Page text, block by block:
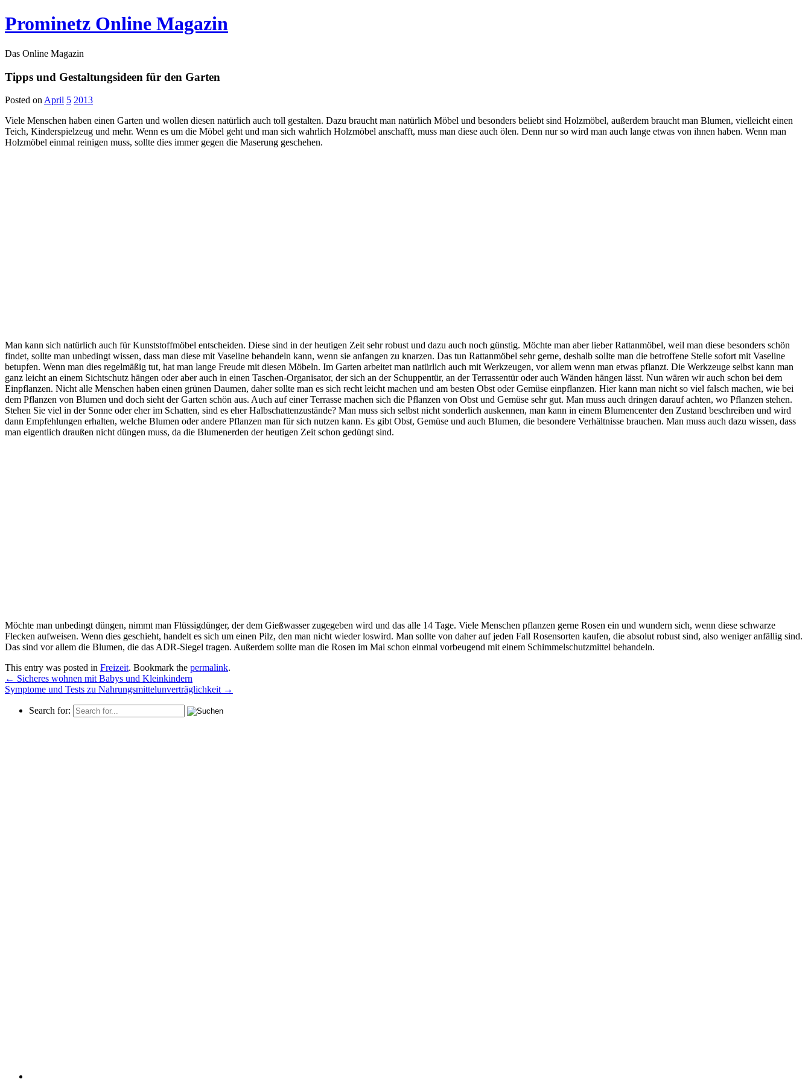
Prominetz Online Magazin
Das Online Magazin
Tipps und Gestaltungsideen für den Garten
Posted on April 5 2013
Viele Menschen haben einen Garten und wollen diesen natürlich auch toll gestalten. Dazu braucht man natürlich Möbel und besonders beliebt sind Holzmöbel, außerdem braucht man Blumen, vielleicht einen
Teich, Kinderspielzeug und mehr. Wenn es um die Möbel geht und man sich wahrlich Holzmöbel anschafft, muss man diese auch ölen. Denn nur so wird man auch lange etwas von ihnen haben. Wenn man
Holzmöbel einmal reinigen muss, sollte dies immer gegen die Maserung geschehen.
Man kann sich natürlich auch für Kunststoffmöbel entscheiden. Diese sind in der heutigen Zeit sehr robust und dazu auch noch günstig. Möchte man aber lieber Rattanmöbel, weil man diese besonders schön
findet, sollte man unbedingt wissen, dass man diese mit Vaseline behandeln kann, wenn sie anfangen zu knarzen. Das tun Rattanmöbel sehr gerne, deshalb sollte man die betroffene Stelle sofort mit Vaseline
betupfen. Wenn man dies regelmäßig tut, hat man lange Freude mit diesen Möbeln. Im Garten arbeitet man natürlich auch mit Werkzeugen, vor allem wenn man etwas pflanzt. Die Werkzeuge selbst kann man
ganz leicht an einem Sichtschutz hängen oder aber auch in einen Taschen-Organisator, der sich an der Schuppentür, an der Terrassentür oder auch Wänden hängen lässt. Nun wären wir auch schon bei dem
Einpflanzen. Nicht alle Menschen haben einen grünen Daumen, daher sollte man es sich recht leicht machen und am besten Obst oder Gemüse einpflanzen. Hier kann man nicht so viel falsch machen, wie bei
dem Pflanzen von Blumen und doch sieht der Garten schön aus. Auch auf einer Terrasse machen sich die Pflanzen von Obst und Gemüse sehr gut. Man muss auch dringen darauf achten, wo Pflanzen stehen.
Stehen Sie viel in der Sonne oder eher im Schatten, sind es eher Halbschattenzustände? Man muss sich selbst nicht sonderlich auskennen, man kann in einem Blumencenter den Zustand beschreiben und wird
dann Empfehlungen erhalten, welche Blumen oder andere Pflanzen man für sich nutzen kann. Es gibt Obst, Gemüse und auch Blumen, die besondere Verhältnisse brauchen. Man muss auch dazu wissen, dass
man eigentlich draußen nicht düngen muss, da die Blumenerden der heutigen Zeit schon gedüngt sind.
Möchte man unbedingt düngen, nimmt man Flüssigdünger, der dem Gießwasser zugegeben wird und das alle 14 Tage. Viele Menschen pflanzen gerne Rosen ein und wundern sich, wenn diese schwarze
Flecken aufweisen. Wenn dies geschieht, handelt es sich um einen Pilz, den man nicht wieder loswird. Man sollte von daher auf jeden Fall Rosensorten kaufen, die absolut robust sind, also weniger anfällig sind.
Das sind vor allem die Blumen, die das ADR-Siegel tragen. Außerdem sollte man die Rosen im Mai schon einmal vorbeugend mit einem Schimmelschutzmittel behandeln.
This entry was posted in Freizeit. Bookmark the permalink.
← Sicheres wohnen mit Babys und Kleinkindern
Symptome und Tests zu Nahrungsmittelunverträglichkeit →
Search for: